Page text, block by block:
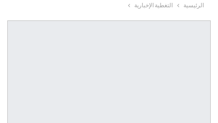
الرئيسية التغطية الإخبارية